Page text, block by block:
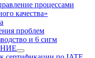
процессами
качества»
проблем
и 6 сигм